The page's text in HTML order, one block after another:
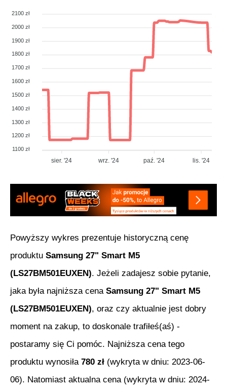
2100 zł
2000 zł
1900 zł
1800 zł
1700 zł
1600 zł
1500 zł
1400 zł
1300 zł
1200 zł
1100 zł
sier. '24 wrz. '24 paź. '24 lis. '24
Powyższy wykres prezentuje historyczną cenę
produktu Samsung 27" Smart M5
(LS27BM501EUXEN). Jeżeli zadajesz sobie pytanie,
jaka była najniższa cena Samsung 27" Smart M5
(LS27BM501EUXEN), oraz czy aktualnie jest dobry
moment na zakup, to doskonale trafiłeś(aś) -
postaramy się Ci pomóc. Najniższa cena tego
produktu wynosiła 780 zł (wykryta w dniu: 2023-06-
06). Natomiast aktualna cena (wykryta w dniu: 2024-